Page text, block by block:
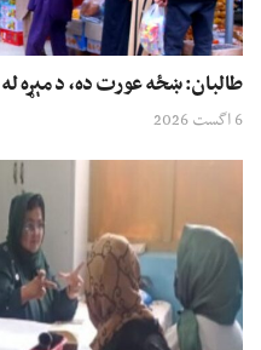
طالبان: ښځه عورت ده، د مېړه له
6 اگست 2026